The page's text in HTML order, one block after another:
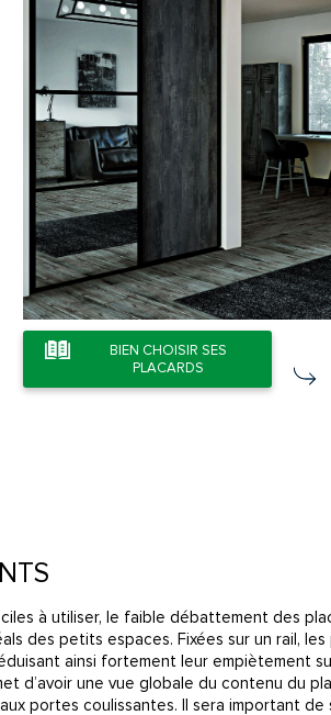
BIEN CHOISIR SES
PLACARDS
à utiliser, le faible débattement des
des petits espaces. Fixées sur un rail,
ainsi fortement leur empiètement
d’avoir une vue globale du contenu du
portes coulissantes. Il sera important